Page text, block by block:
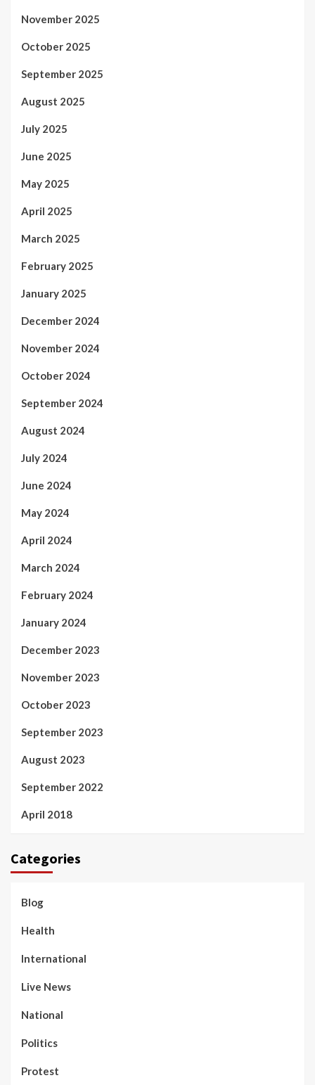
November 2025
October 2025
September 2025
August 2025
July 2025
June 2025
May 2025
April 2025
March 2025
February 2025
January 2025
December 2024
November 2024
October 2024
September 2024
August 2024
July 2024
June 2024
May 2024
April 2024
March 2024
February 2024
January 2024
December 2023
November 2023
October 2023
September 2023
August 2023
September 2022
April 2018
Categories
Blog
Health
International
Live News
National
Politics
Protest